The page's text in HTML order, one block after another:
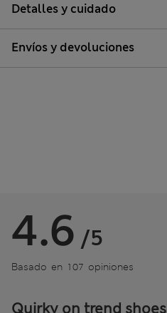
Detalles y cuidado
Envíos y devoluciones
4.6 /5
Basado en 107 opiniones
Quirky on trend shoes